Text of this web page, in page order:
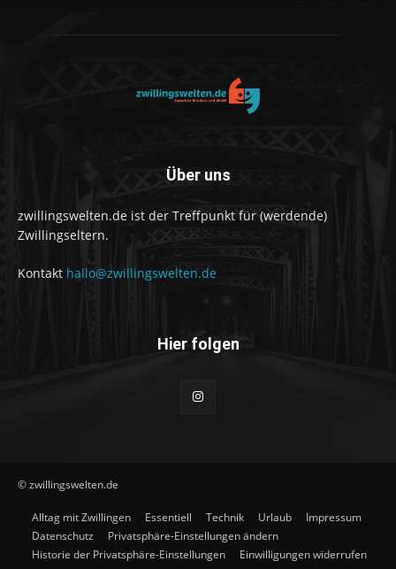
Über uns
zwillingswelten.de ist der Treffpunkt für (werdende)
Zwillingseltern.
Kontakt hallo@zwillingswelten.de
Hier folgen
© zwillingswelten.de
Alltag mit Zwillingen Essentiell Technik Urlaub
Impressum
Datenschutz
Privatsphäre-Einstellungen ändern
Historie der Privatsphäre-Einstellungen
Einwilligungen widerrufen